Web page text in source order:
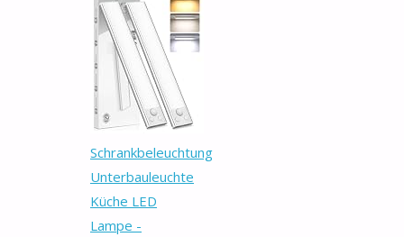
Schrankbeleuchtung
Unterbauleuchte
Küche LED
Lampe -